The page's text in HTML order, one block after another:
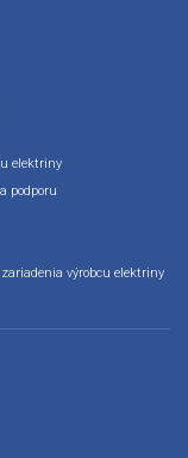
elektriny
podporu
výrobcu elektriny